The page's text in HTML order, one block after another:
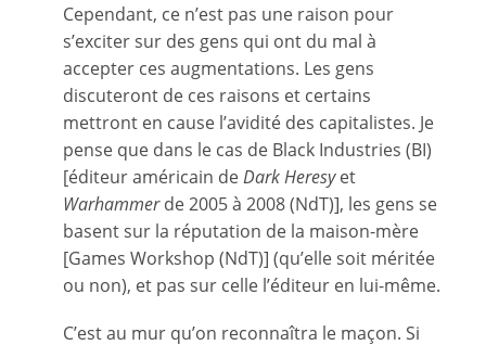
Cependant, ce n’est pas une raison pour
s’exciter sur des gens qui ont du mal à
accepter ces augmentations. Les gens
discuteront de ces raisons et certains
mettront en cause l’avidité des capitalistes. Je
pense que dans le cas de Black Industries (BI)
[éditeur américain deDark Heresyet
Warhammerde 2005 à 2008 (NdT)], les gens se
basent sur la réputation de la maison-mère
[Games Workshop (NdT)] (qu’elle soit méritée
ou non), et pas sur celle l’éditeur en lui-même.
C’est au mur qu’on reconnaîtra le maçon. Si